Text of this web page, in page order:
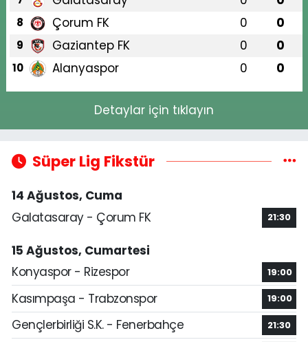
8 Çorum FK 0 0
9 Gaziantep FK 0 0
10 Alanyaspor 0 0
Detaylar için tıklayın
Süper Lig Fikstür
14 Ağustos, Cuma
Galatasaray - Çorum FK
21:30
15 Ağustos, Cumartesi
Konyaspor - Rizespor
19:00
Kasımpaşa - Trabzonspor 19:00
Gençlerbirliği S.K. - Fenerbahçe 21:30